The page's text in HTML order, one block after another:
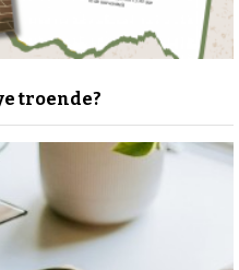
troende?